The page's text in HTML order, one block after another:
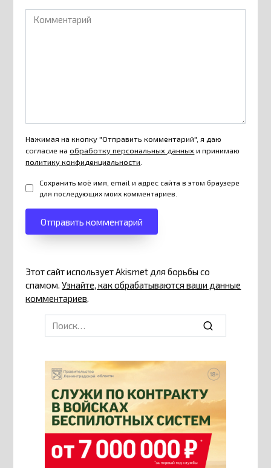
Комментарий
Нажимая на кнопку "Отправить комментарий", я даю
согласие наобработку персональных данных и принимаю
политику конфиденциальности
Сохранить моё имя, email и адрес сайта в этом браузере
для последующих моих комментариев.
Этот сайт использует Akismet для борьбы со
спамом.Узнайте, как обрабатываются ваши данные
комментариев.
Search
for: